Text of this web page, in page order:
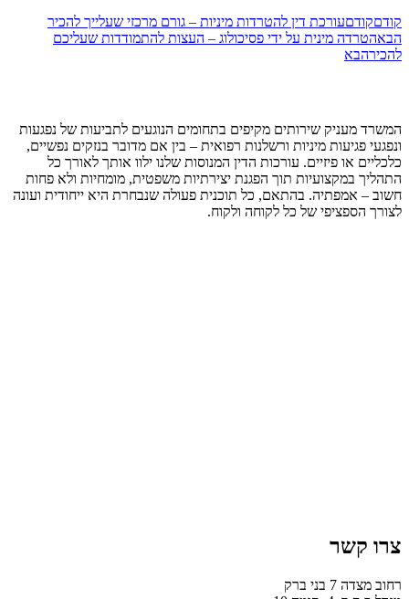
קודםקודםעורכת דין להטרדות מיניות – גורם מרכזי שעלייך להכיר
הבאהטרדה מינית על ידי פסיכולוג – העצות להתמודדות שעליכם
להכירהבא
המשרד מעניק שירותים מקיפים בתחומים הנוגעים לתביעות של נפגעות
ונפגעי פגיעות מיניות ורשלנות רפואית – בין אם מדובר בנזקים נפשיים,
כלכליים או פיזיים. עורכות הדין המנוסות שלנו ילוו אותך לאורך כל
התהליך במקצועיות תוך הפגנת יצירתיות משפטית, מומחיות ולא פחות
חשוב – אמפתיה. בהתאם, כל תוכנית פעולה שנבחרת היא ייחודית ועונה
לצורך הספציפי של כל לקוחה ולקוח.
צרו קשר
רחוב מצדה 7 בני ברק